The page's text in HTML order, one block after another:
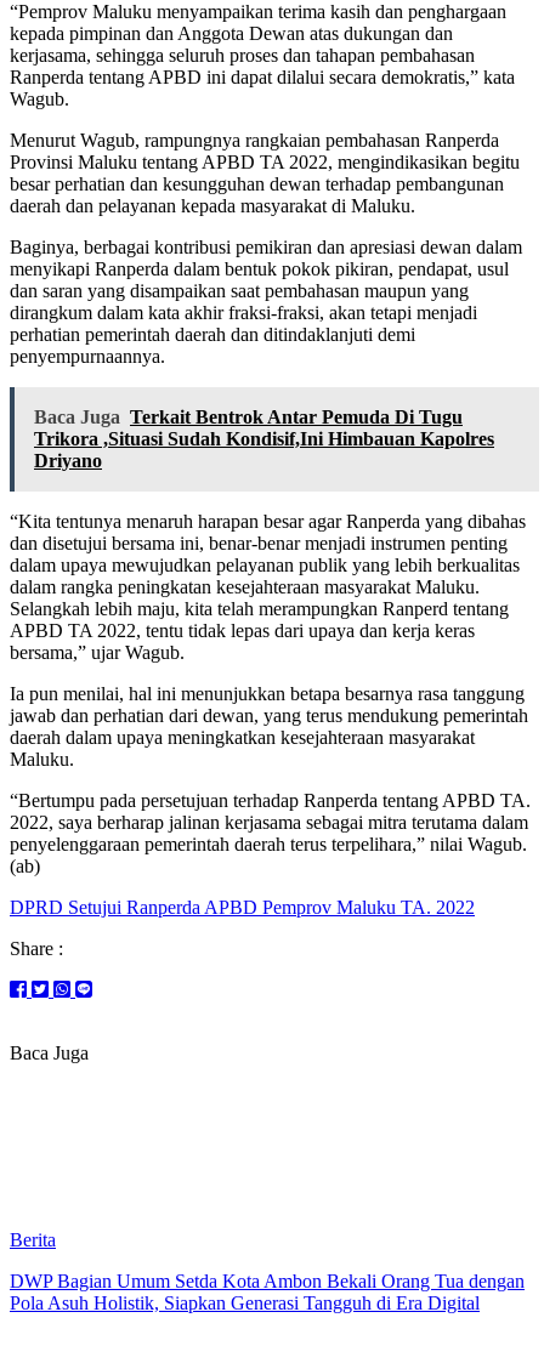
“Pemprov Maluku menyampaikan terima kasih dan penghargaan
kepada pimpinan dan Anggota Dewan atas dukungan dan
kerjasama, sehingga seluruh proses dan tahapan pembahasan
Ranperda tentang APBD ini dapat dilalui secara demokratis,” kata
Wagub.
Menurut Wagub, rampungnya rangkaian pembahasan Ranperda
Provinsi Maluku tentang APBD TA 2022, mengindikasikan begitu
besar perhatian dan kesungguhan dewan terhadap pembangunan
daerah dan pelayanan kepada masyarakat di Maluku.
Baginya, berbagai kontribusi pemikiran dan apresiasi dewan dalam
menyikapi Ranperda dalam bentuk pokok pikiran, pendapat, usul
dan saran yang disampaikan saat pembahasan maupun yang
dirangkum dalam kata akhir fraksi-fraksi, akan tetapi menjadi
perhatian pemerintah daerah dan ditindaklanjuti demi
penyempurnaannya.
Baca Juga Terkait Bentrok Antar Pemuda Di Tugu
Trikora ,Situasi Sudah Kondisif,Ini Himbauan Kapolres
Driyano
“Kita tentunya menaruh harapan besar agar Ranperda yang dibahas
dan disetujui bersama ini, benar-benar menjadi instrumen penting
dalam upaya mewujudkan pelayanan publik yang lebih berkualitas
dalam rangka peningkatan kesejahteraan masyarakat Maluku.
Selangkah lebih maju, kita telah merampungkan Ranperd tentang
APBD TA 2022, tentu tidak lepas dari upaya dan kerja keras
bersama,” ujar Wagub.
Ia pun menilai, hal ini menunjukkan betapa besarnya rasa tanggung
jawab dan perhatian dari dewan, yang terus mendukung pemerintah
daerah dalam upaya meningkatkan kesejahteraan masyarakat
Maluku.
“Bertumpu pada persetujuan terhadap Ranperda tentang APBD TA.
2022, saya berharap jalinan kerjasama sebagai mitra terutama dalam
penyelenggaraan pemerintah daerah terus terpelihara,” nilai Wagub.
(ab)
DPRD Setujui Ranperda APBD Pemprov Maluku TA. 2022
Share :
Baca Juga
Berita
DWP Bagian Umum Setda Kota Ambon Bekali Orang Tua dengan
Pola Asuh Holistik, Siapkan Generasi Tangguh di Era Digital